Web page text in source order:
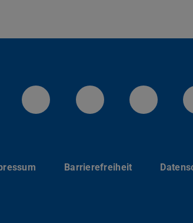
LinkedIn-Seite der
Instagram-
Barrierefreiheit